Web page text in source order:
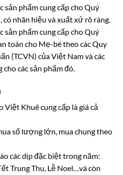
sản phẩm cung cấp cho Quý
có nhãn hiệu và xuất xứ rõ ràng.
sản phẩm cung cấp cho Quý
toàn cho Mẹ-bé theo các Quy
(TCVN) của Việt Nam và các
các sản phẩm đó.
Việt Khuê cung cấp là giá cả
số lượng lớn, mua chung theo
các dịp đặc biệt trong năm:
Trung Thu, Lễ Noel…và còn